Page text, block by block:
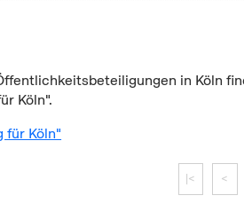
in Köln
Köln".
für Köln"
|< <